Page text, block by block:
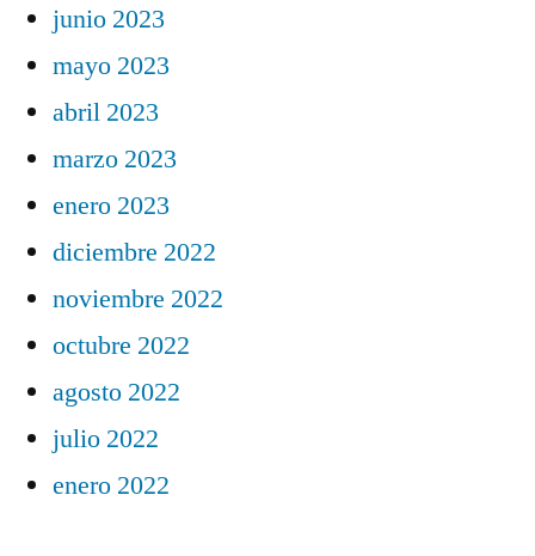
junio 2023
mayo 2023
abril 2023
marzo 2023
enero 2023
diciembre 2022
noviembre 2022
octubre 2022
agosto 2022
julio 2022
enero 2022